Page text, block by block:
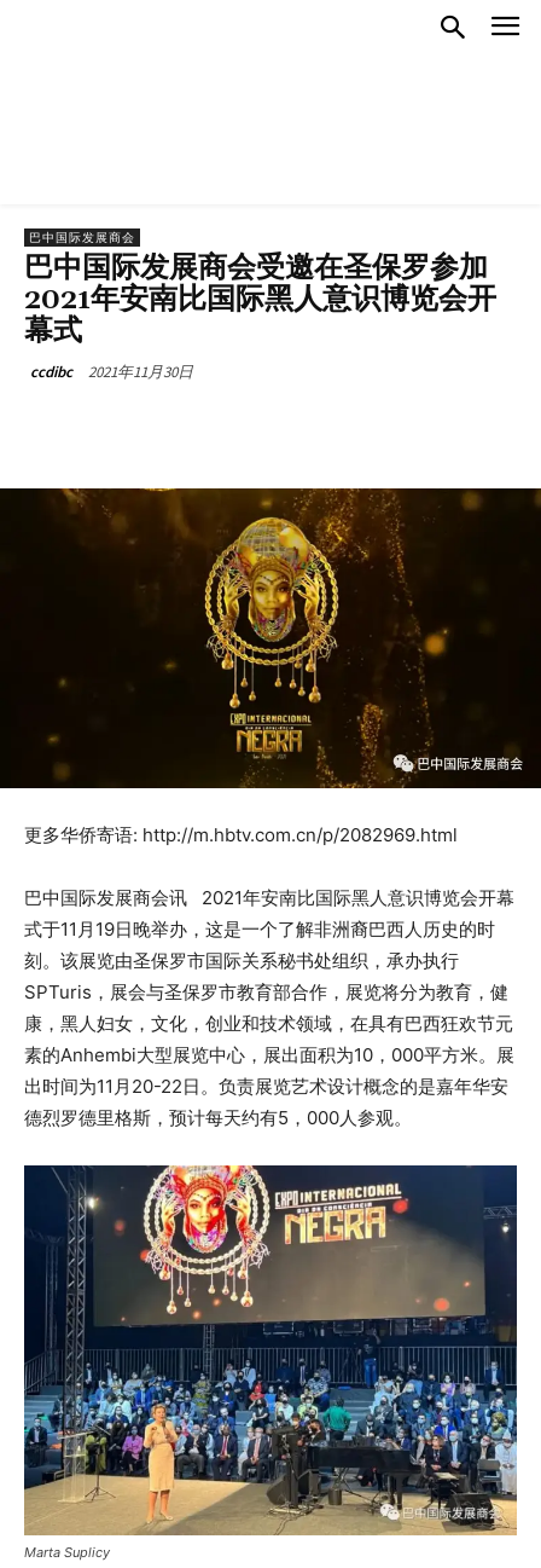
巴中国际发展商会
巴中国际发展商会受邀在圣保罗参加
2021年安南比国际黑人意识博览会开
幕式
ccdibc 2021年11月30日
更多华侨寄语: http://m.hbtv.com.cn/p/2082969.html
巴中国际发展商会讯 2021年安南比国际黑人意识博览会开幕
式于11月19日晚举办，这是一个了解非洲裔巴西人历史的时
刻。该展览由圣保罗市国际关系秘书处组织，承办执行
SPTuris，展会与圣保罗市教育部合作，展览将分为教育，健
康，黑人妇女，文化，创业和技术领域，在具有巴西狂欢节元
素的Anhembi大型展览中心，展出面积为10，000平方米。展
出时间为11月20-22日。负责展览艺术设计概念的是嘉年华安
德烈罗德里格斯，预计每天约有5，000人参观。
Marta Suplicy